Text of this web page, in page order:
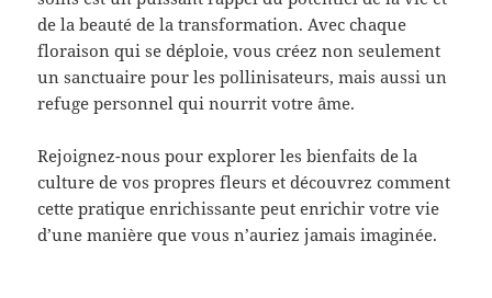
de la beauté de la transformation. Avec chaque
floraison qui se déploie, vous créez non seulement
un sanctuaire pour les pollinisateurs, mais aussi un
refuge personnel qui nourrit votre âme.
Rejoignez-nous pour explorer les bienfaits de la
culture de vos propres fleurs et découvrez comment
cette pratique enrichissante peut enrichir votre vie
d’une manière que vous n’auriez jamais imaginée.